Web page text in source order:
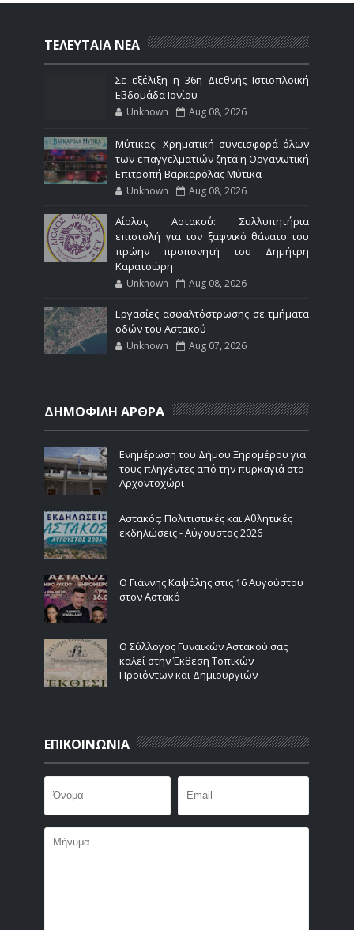
ΤΕΛΕΥΤΑΙΑ ΝΕΑ
Σε εξέλιξη η 36η Διεθνής Ιστιοπλοϊκή
Εβδομάδα Ιονίου
Unknown Aug 08, 2026
Μύτικας: Χρηματική συνεισφορά όλων
των επαγγελματιών ζητά η Οργανωτική
Επιτροπή Βαρκαρόλας Μύτικα
Unknown Aug 08, 2026
Αίολος Αστακού: Συλλυπητήρια
επιστολή για τον ξαφνικό θάνατο του
πρώην προπονητή του Δημήτρη
Καρατσώρη
Unknown Aug 08, 2026
Εργασίες ασφαλτόστρωσης σε τμήματα
οδών του Αστακού
Unknown Aug 07, 2026
ΔΗΜΟΦΙΛΗ ΑΡΘΡΑ
Ενημέρωση του Δήμου Ξηρομέρου για
τους πληγέντες από την πυρκαγιά στο
Αρχοντοχώρι
Αστακός: Πολιτιστικές και Αθλητικές
εκδηλώσεις - Αύγουστος 2026
Ο Γιάννης Καψάλης στις 16 Αυγούστου
στον Αστακό
Ο Σύλλογος Γυναικών Αστακού σας
καλεί στην Έκθεση Τοπικών
Προϊόντων και Δημιουργιών
ΕΠΙΚΟΙΝΩΝΙΑ